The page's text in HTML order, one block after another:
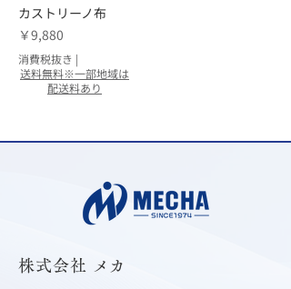
カストリーノ布
価格
￥9,880
消費税抜き |
送料無料※一部地域は
配送料あり
株式会社 メカ